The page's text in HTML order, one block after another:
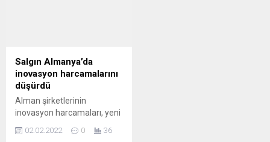
Salgın Almanya’da
inovasyon harcamalarını
düşürdü
Alman şirketlerinin
inovasyon harcamaları, yeni
salgının ilk yılı olan 2020’de
02.02.2022 0 36